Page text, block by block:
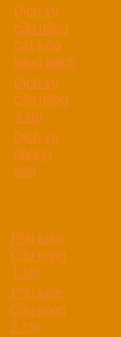
Dịch vụ
cầu nâng
cắt kéo
nâng bánh
Dịch vụ
cầu nâng
4 trụ
Dịch vụ
phòng
sơn
Phụ kiện
Cầu nâng
1 trụ
Phụ kiện
Cầu nâng
2 trụ